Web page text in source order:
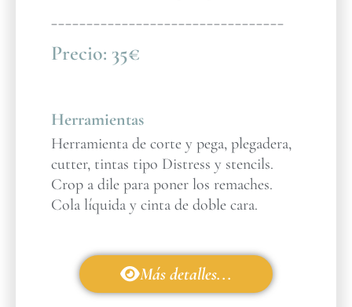
_________________________________
Precio: 35€
Herramientas
Herramienta de corte y pega, plegadera,
cutter, tintas tipo Distress y stencils.
Crop a dile para poner los remaches.
Cola líquida y cinta de doble cara.
Más detalles...